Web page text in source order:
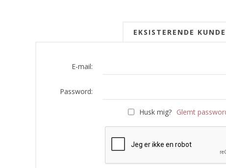
EKSISTERENDE KUNDE
E-mail:
Password:
Husk mig? Glemt